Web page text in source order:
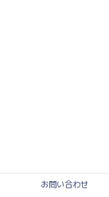
お問い合わせ